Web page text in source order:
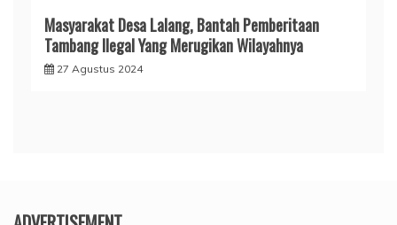
Masyarakat Desa Lalang, Bantah Pemberitaan
Tambang Ilegal Yang Merugikan Wilayahnya
27 Agustus 2024